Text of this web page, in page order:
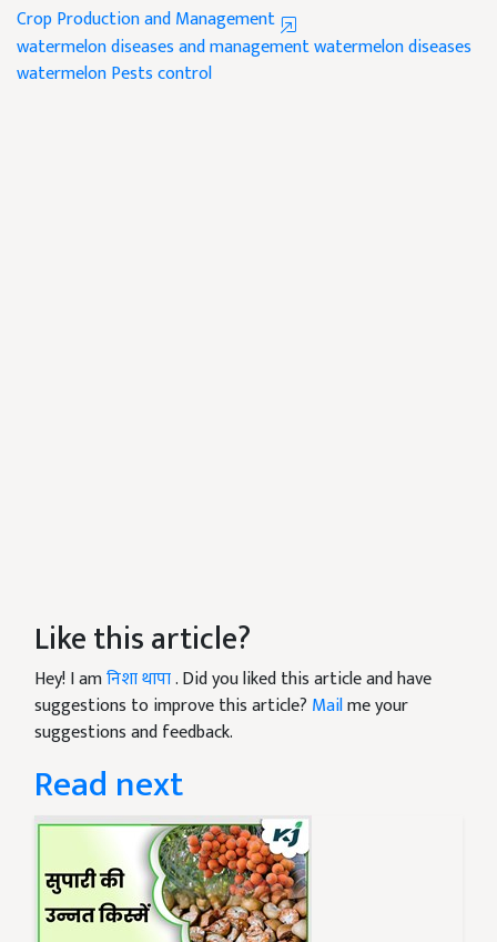
Crop Production and Management
watermelon diseases and managementwatermelon diseases
watermelon Pests control
Like this article?
Hey! I amनिशा थापा. Did you liked this article and have
suggestions to improve this article? Mailme your
suggestions and feedback.
Read next